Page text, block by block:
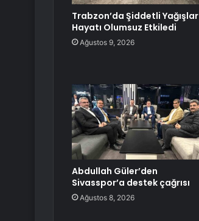
Trabzon’da Şiddetli Yağışlar
Hayatı Olumsuz Etkiledi
Ağustos 9, 2026
Abdullah Güler’den
Sivasspor’a destek çağrısı
Ağustos 8, 2026